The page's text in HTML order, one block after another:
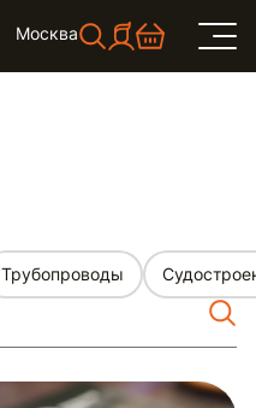
Москва
Трубопроводы